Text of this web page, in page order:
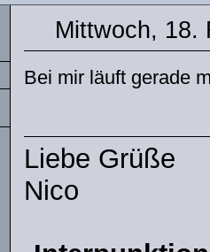
Mittwoch, 18.
Bei mir läuft gerade
Liebe Grüße
Nico